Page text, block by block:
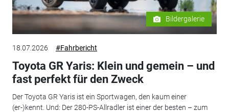
Bildergalerie
18.07.2026 #Fahrbericht
Toyota GR Yaris: Klein und gemein – und
fast perfekt für den Zweck
Der Toyota GR Yaris ist ein Sportwagen, den kaum einer
(er-)kennt. Und: Der 280-PS-Allradler ist einer der besten – zum